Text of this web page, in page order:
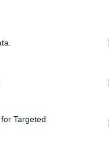
Targeted
τους,
και της
το 2020, η
και η